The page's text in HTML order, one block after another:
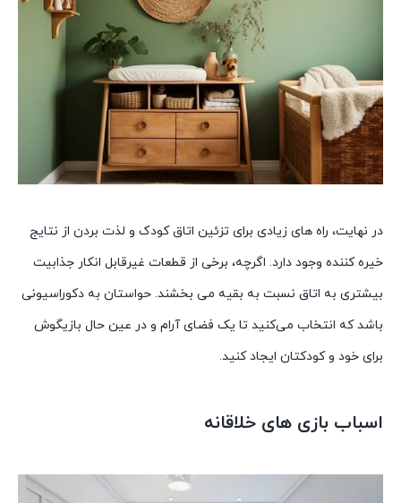
در نهایت، راه های زیادی برای تزئین اتاق کودک و لذت بردن از نتایج
خیره کننده وجود دارد. اگرچه، برخی از قطعات غیرقابل انکار جذابیت
بیشتری به اتاق نسبت به بقیه می بخشند. حواستان به دکوراسیونی
باشد که انتخاب می‌کنید تا یک فضای آرام و در عین حال بازیگوش
برای خود و کودکتان ایجاد کنید.
اسباب بازی های خلاقانه